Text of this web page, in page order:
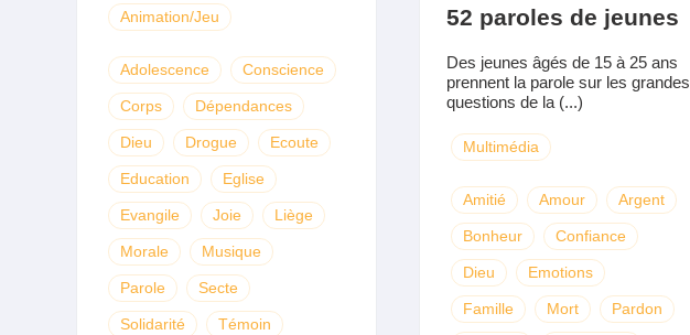
Animation/Jeu
Adolescence Conscience
Corps Dépendances
Dieu Drogue Ecoute
Education Eglise
Evangile Joie Liège
Morale Musique
Parole Secte
Solidarité Témoin
52 paroles de jeunes
Des jeunes âgés de 15 à 25 ans
prennent la parole sur les grandes
questions de la (...)
Multimédia
Amitié Amour Argent
Bonheur Confiance
Dieu Emotions
Famille Mort Pardon